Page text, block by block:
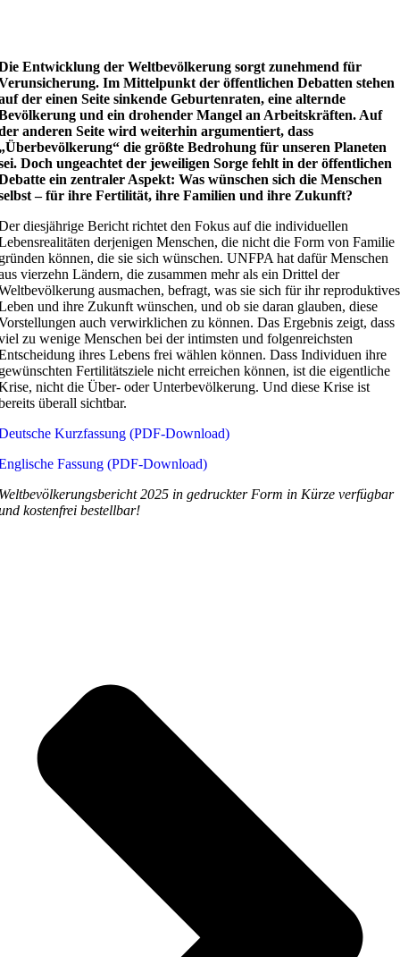
Entwicklung der Weltbevölkerung sorgt zunehmend für
Im Mittelpunkt der öffentlichen Debatten stehen
der einen Seite sinkende Geburtenraten, eine alternde
und ein drohender Mangel an Arbeitskräften. Auf
anderen Seite wird weiterhin argumentiert, dass
die größte Bedrohung für unseren Planeten
Doch ungeachtet der jeweiligen Sorge fehlt in der öffentlichen
ein zentraler Aspekt: Was wünschen sich die Menschen
– für ihre Fertilität, ihre Familien und ihre Zukunft?
diesjährige Bericht richtet den Fokus auf die individuellen
derjenigen Menschen, die nicht die Form von Familie
können, die sie sich wünschen. UNFPA hat dafür Menschen
vierzehn Ländern, die zusammen mehr als ein Drittel der
ausmachen, befragt, was sie sich für ihr reproduktives
und ihre Zukunft wünschen, und ob sie daran glauben, diese
auch verwirklichen zu können. Das Ergebnis zeigt, dass
zu wenige Menschen bei der intimsten und folgenreichsten
ihres Lebens frei wählen können. Dass Individuen ihre
Fertilitätsziele nicht erreichen können, ist die eigentliche
nicht die Über- oder Unterbevölkerung. Und diese Krise ist
überall sichtbar.
Kurzfassung (PDF-Download)
Fassung (PDF-Download)
2025 in gedruckter Form in Kürze verfügbar
kostenfrei bestellbar!